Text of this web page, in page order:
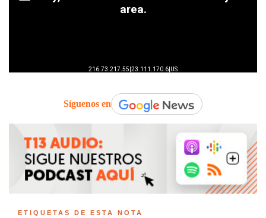
Síguenos en
ETIQUETAS DE ESTA NOTA